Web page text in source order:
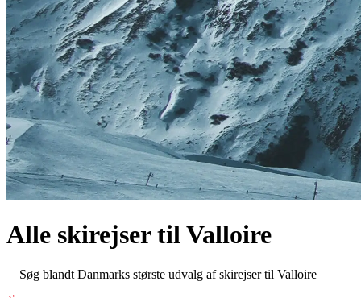
Alle skirejser tilValloire
Søg blandt Danmarks største udvalg af skirejser til Valloire